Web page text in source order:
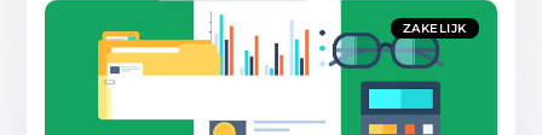
ZAKELIJK